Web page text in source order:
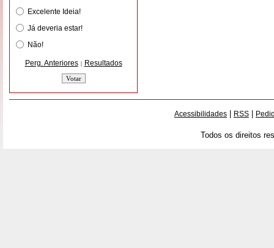
Excelente Ideia!
Já deveria estar!
Não!
Perg. Anteriores | Resultados
Acessibilidades RSS
Todos os direitos